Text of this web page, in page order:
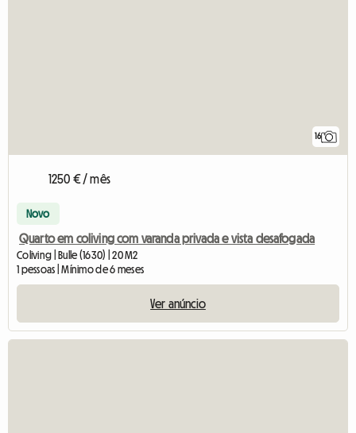
16
1250 € / mês
Novo
Quarto em coliving com varanda privada e vista desafogada
Coliving | Bulle (1630) | 20 M2
1 pessoas | Mínimo de 6 meses
Ver anúncio